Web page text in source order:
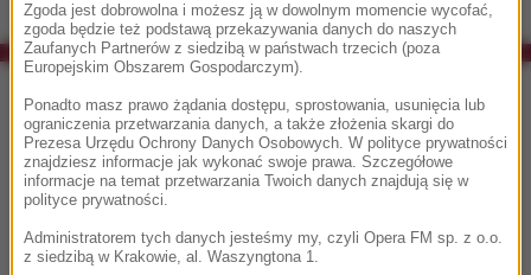
Co było grane w RMF Classic?
16:19
Ennio Morricone
Zgoda jest dobrowolna i możesz ją w dowolnym momencie wycofać,
zgoda będzie też podstawą przekazywania danych do naszych
Zaufanych Partnerów z siedzibą w państwach trzecich (poza
Europejskim Obszarem Gospodarczym).
Ponadto masz prawo żądania dostępu, sprostowania, usunięcia lub
ograniczenia przetwarzania danych, a także złożenia skargi do
Prezesa Urzędu Ochrony Danych Osobowych. W polityce prywatności
znajdziesz informacje jak wykonać swoje prawa. Szczegółowe
informacje na temat przetwarzania Twoich danych znajdują się w
polityce prywatności.
Administratorem tych danych jesteśmy my, czyli Opera FM sp. z o.o.
z siedzibą w Krakowie, al. Waszyngtona 1.